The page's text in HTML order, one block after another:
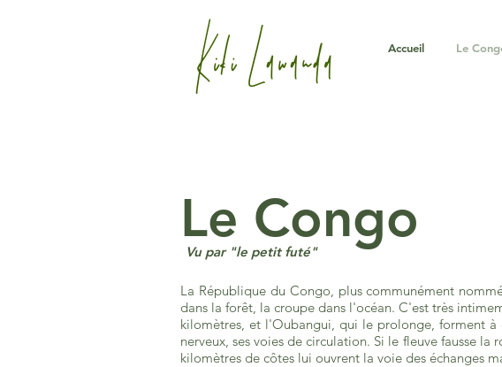
Accueil Le
Le Congo
Vu par "le petit futé"
La République du Congo, plus communément
dans la forêt, la croupe dans l'océan. C'est très
kilomètres, et l'Oubangui, qui le prolonge, forment à
nerveux, ses voies de circulation. Si le fleuve fausse
kilomètres de côtes lui ouvrent la voie des échanges